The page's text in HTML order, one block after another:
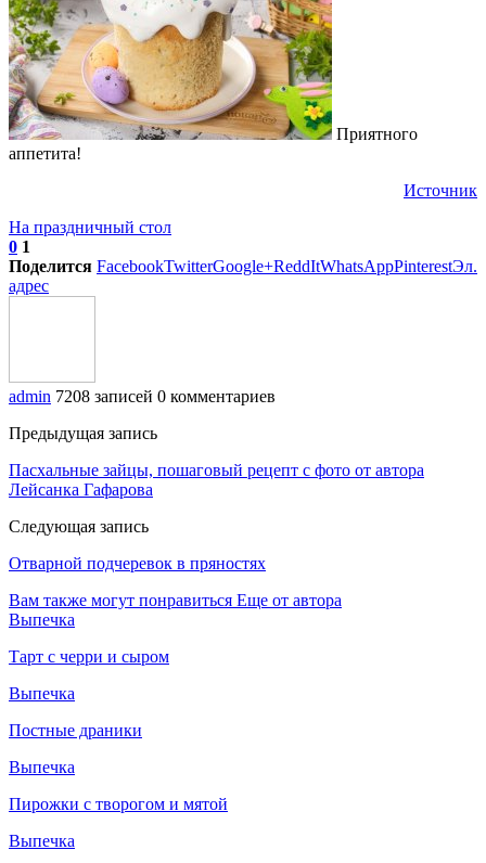
Приятного
аппетита!
Источник
На праздничный стол
0 1
Поделится FacebookTwitterGoogle+ReddItWhatsAppPinterestЭл.
адрес
admin 7208 записей 0 комментариев
Предыдущая запись
Пасхальные зайцы, пошаговый рецепт с фото от автора
Лейсанка Гафарова
Следующая запись
Отварной подчеревок в пряностях
Вам также могут понравиться Еще от автора
Выпечка
Тарт с черри и сыром
Выпечка
Постные драники
Выпечка
Пирожки с творогом и мятой
Выпечка